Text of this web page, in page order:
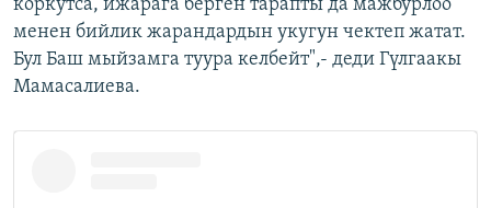
коркутса, ижарага берген тарапты да мажбурлоо
менен бийлик жарандардын укугун чектеп жатат.
Бул Баш мыйзамга туура келбейт",- деди Гүлгаакы
Мамасалиева.